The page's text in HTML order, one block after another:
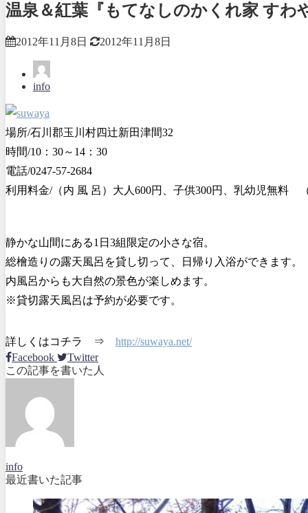
温泉＆紅葉『もてなしのかくれ家 すわ
2012年11月8日 2012年11月8日
info
場所/石川郡玉川村四辻新田津間32
時間/10：30～14：30
電話/0247-57-2684
利用料金/（内 風 呂）大人600円、子供300円、乳幼児無料
静かな山間にある1日3組限定の小さな宿。
総檜造りの露天風呂を貸し切って、日帰り入浴ができます。
内風呂からも大自然の景色が楽しめます。
※貸切露天風呂は予約が必要です。
詳しくはコチラ ⇒ http://suwaya.net/
Facebook
Twitter
この記事を書いた人
info
最近書いた記事